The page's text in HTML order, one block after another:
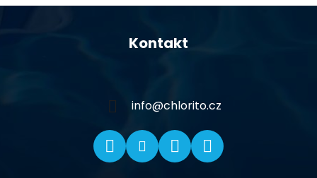
Kontakt
info@chlorito.cz